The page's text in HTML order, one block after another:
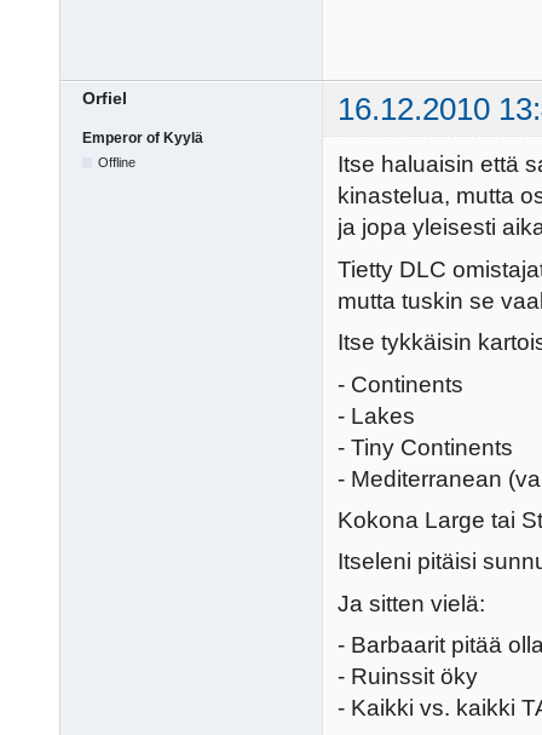
Orfiel 16.12.2010
Emperor of Kyylä
Offline
Itse haluaisin että
kinastelua, mutta
ja jopa yleisesti
Tietty DLC
mutta tuskin se
Itse tykkäisin
- Continents
- Lakes
- Tiny Continents
- Mediterranean
Kokona Large tai
Itseleni pitäisi
Ja sitten vielä:
- Barbaarit pitää
- Ruinssit öky
- Kaikki vs. kaikki